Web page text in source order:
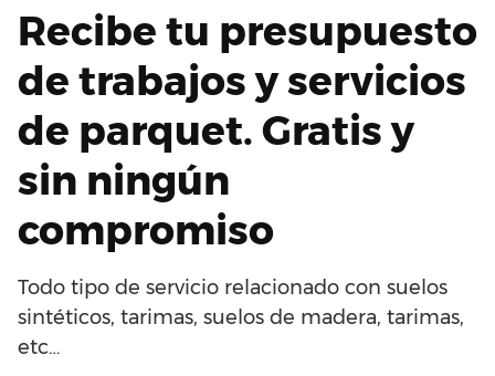
Recibe tu presupuesto
de trabajos y servicios
de parquet. Gratis y
sin ningún
compromiso
Todo tipo de servicio relacionado con suelos
sintéticos, tarimas, suelos de madera, tarimas,
etc…